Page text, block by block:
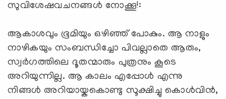
സുവിശേഷവചനങ്ങള്‍ നോക്കൂ!:
ആകാശവും ഭൂമിയും ഒഴിഞ്ഞ് പോകും. ആ നാളും
നാഴികയും സംബന്ധിച്ചോ പിവല്ലാതെ ആരും,
സ്വര്‍ഗത്തിലെ ദൂതന്മാരും പുത്രനും കൂടെ
അറിയുന്നില്ല. ആ കാലം എപ്പോള്‍ എന്നു
നിങ്ങള്‍ അറിയായ്കകൊണ്ടു സൂക്ഷിച്ചു കൊള്‍വിന്‍,